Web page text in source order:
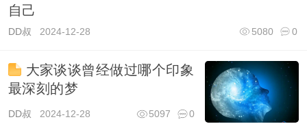
自己
DD叔 2024-12-28 0
5080
大家谈谈曾经做过哪个印象
最深刻的梦
DD叔 2024-12-28 0
5097